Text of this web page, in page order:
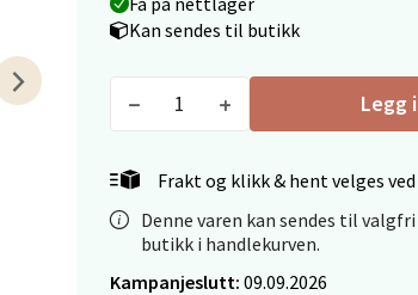
Kan sendes til butikk
Legg
Frakt og klikk & hent velges
Denne varen kan sendes til
butikk i handlekurven.
Kampanjeslutt: 09.09.2026
Velg